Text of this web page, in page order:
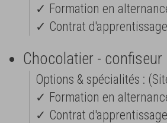
✓ Formation en
✓ Contrat d'apprentissage
Chocolatier - confiseur
Options & spécialités :
✓ Formation en
✓ Contrat d'apprentissage